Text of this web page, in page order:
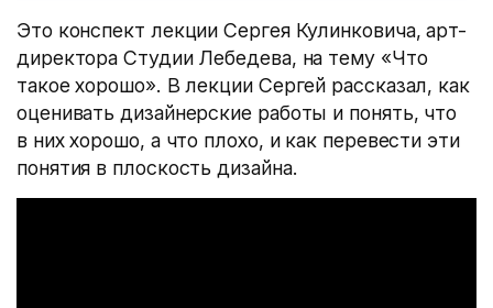
Это конспект лекции Сергея Кулинковича, арт-
директора Студии Лебедева, на тему «Что
такое хорошо». В лекции Сергей рассказал, как
оценивать дизайнерские работы и понять, что
в них хорошо, а что плохо, и как перевести эти
понятия в плоскость дизайна.